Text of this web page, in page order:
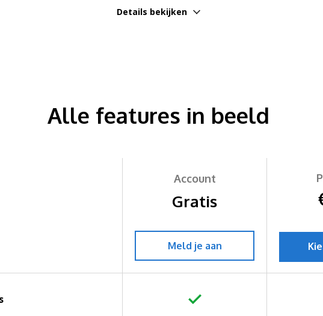
Details bekijken
Alle features in beeld
Account
Gratis
Meld je aan